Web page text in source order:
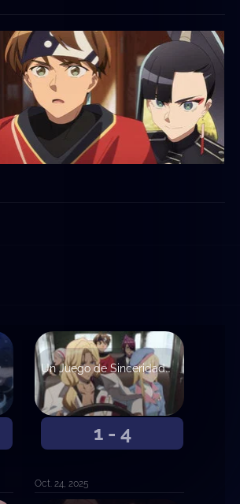
1 - 4
Un Juego de Sinceridad y Cal
Oct. 24, 2025